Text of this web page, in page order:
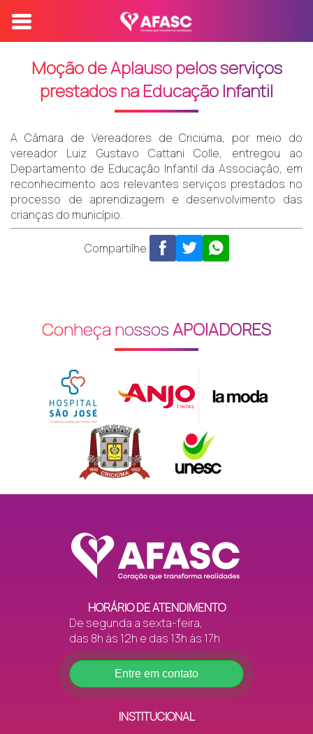
Moção de Aplauso pelos serviços
prestados na Educação Infantil
A Câmara de Vereadores de Criciúma, por meio do
vereador Luiz Gustavo Cattani Colle, entregou ao
Departamento de Educação Infantil da Associação, em
reconhecimento aos relevantes serviços prestados no
processo de aprendizagem e desenvolvimento das
crianças do município.
Compartilhe:
Conheça nossosAPOIADORES
HORÁRIO DE ATENDIMENTO
De segunda a sexta-feira,
das 8h às 12h e das 13h às 17h
Entre em contato
INSTITUCIONAL